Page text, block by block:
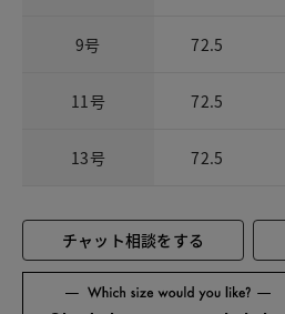
9号 72.5
11号 72.5
13号 72.5
チャット相談をする